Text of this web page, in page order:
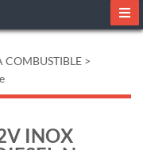
COMBUSTIBLE >
INOX